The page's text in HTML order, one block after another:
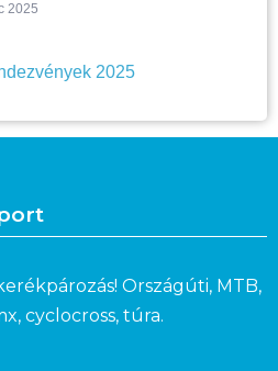
2025
2025
Országúti, MTB,
cyclocross, túra.